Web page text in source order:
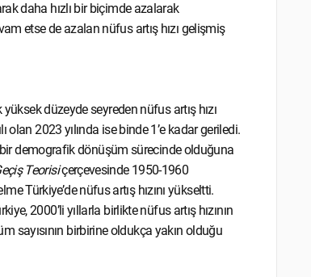
daha hızlı bir biçimde azalarak
etse de azalan nüfus artış hızı gelişmiş
düzeyde seyreden nüfus artış hızı
olan 2023 yılında ise binde 1’e kadar geriledi.
bir demografik dönüşüm sürecinde olduğuna
Teorisiçerçevesinde 1950-1960
Türkiye’de nüfus artış hızını yükseltti.
2000’li yıllarla birlikte nüfus artış hızının
sayısının birbirine oldukça yakın olduğu